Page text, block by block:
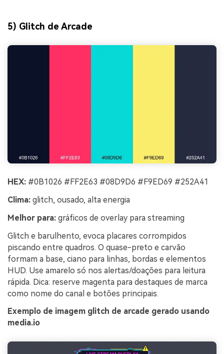
5) Glitch de Arcade
HEX: #0B1026 #FF2E63 #08D9D6 #F9ED69 #252A41
Clima: glitch, ousado, alta energia
Melhor para: gráficos de overlay para streaming
Glitch e barulhento, evoca placares corrompidos
piscando entre quadros. O quase-preto e carvão
formam a base, ciano para linhas, bordas e elementos
HUD. Use amarelo só nos alertas/doações para leitura
rápida. Dica: reserve magenta para destaques de marca
como nome do canal e botões principais.
Exemplo de imagem glitch de arcade gerado usando
media.io